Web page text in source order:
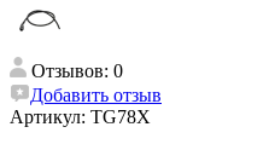
Отзывов: 0
Добавить отзыв
Артикул: TG78X